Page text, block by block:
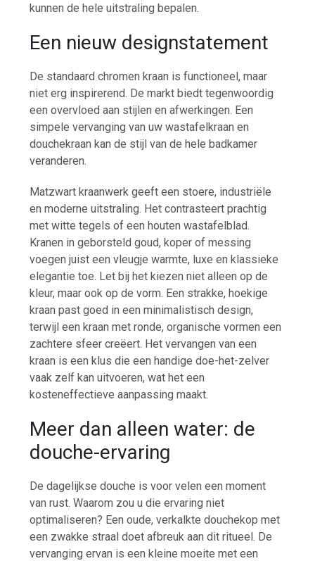
kunnen de hele uitstraling bepalen.
Een nieuw designstatement
De standaard chromen kraan is functioneel, maar
niet erg inspirerend. De markt biedt tegenwoordig
een overvloed aan stijlen en afwerkingen. Een
simpele vervanging van uw wastafelkraan en
douchekraan kan de stijl van de hele badkamer
veranderen.
Matzwart kraanwerk geeft een stoere, industriële
en moderne uitstraling. Het contrasteert prachtig
met witte tegels of een houten wastafelblad.
Kranen in geborsteld goud, koper of messing
voegen juist een vleugje warmte, luxe en klassieke
elegantie toe. Let bij het kiezen niet alleen op de
kleur, maar ook op de vorm. Een strakke, hoekige
kraan past goed in een minimalistisch design,
terwijl een kraan met ronde, organische vormen een
zachtere sfeer creëert. Het vervangen van een
kraan is een klus die een handige doe-het-zelver
vaak zelf kan uitvoeren, wat het een
kosteneffectieve aanpassing maakt.
Meer dan alleen water: de
douche-ervaring
De dagelijkse douche is voor velen een moment
van rust. Waarom zou u die ervaring niet
optimaliseren? Een oude, verkalkte douchekop met
een zwakke straal doet afbreuk aan dit ritueel. De
vervanging ervan is een kleine moeite met een